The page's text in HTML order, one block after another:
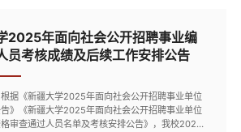
...
2025年面向社会公开招聘事业编
员考核成绩及后续工作安排公告
据《新疆大学2025年面向社会公开招聘事业单位
》《新疆大学2025年面向社会公开招聘事业单位
审查通过人员名单及考核安排公告》，我校2025